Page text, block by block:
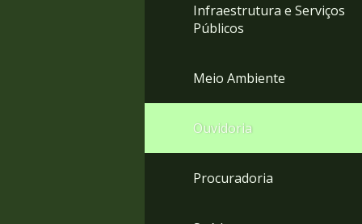
Infraestrutura e Serviços
Públicos
Meio Ambiente
Ouvidoria
Procuradoria